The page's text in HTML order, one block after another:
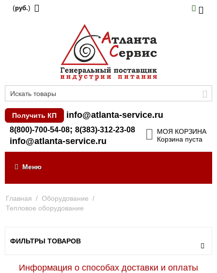
(руб.)
Получить КП info@atlanta-service.ru
8(800)-700-54-08; 8(383)-312-23-08
info@atlanta-service.ru
МОЯ КОРЗИНА
Корзина пуста
Меню
Главная / Оборудование /
Тепловое оборудование
ФИЛЬТРЫ ТОВАРОВ
Информация о способах доставки и оплаты